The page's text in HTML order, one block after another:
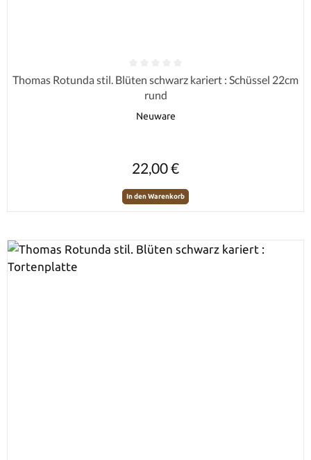
Durchschnittliche Bewertung von 0 von 5 Sternen
Thomas Rotunda stil. Blüten schwarz kariert : Schüssel 22cm
rund
Neuware
22,00 €
In den Warenkorb